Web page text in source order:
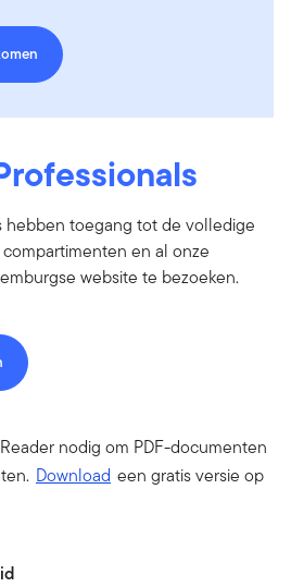
hebben toegang tot de volledige
en al onze
website te bezoeken.
nodig om PDF-documenten
Download een gratis versie op